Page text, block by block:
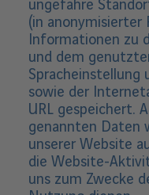
ungefähre
(in anonymisierter
Informationen zu
und dem
Spracheinstellung
sowie der
URL gespeichert.
genannten Daten
unserer Website
die Website-
uns zum Zwecke